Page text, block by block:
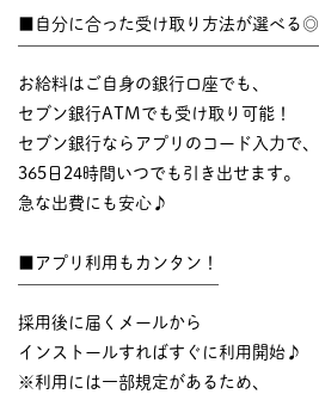
■自分に合った受け取り方法が選べる◎
お給料はご自身の銀行口座でも、
セブン銀行ATMでも受け取り可能！
セブン銀行ならアプリのコード入力で、
365日24時間いつでも引き出せます。
急な出費にも安心♪
■アプリ利用もカンタン！
採用後に届くメールから
インストールすればすぐに利用開始♪
※利用には一部規定があるため、